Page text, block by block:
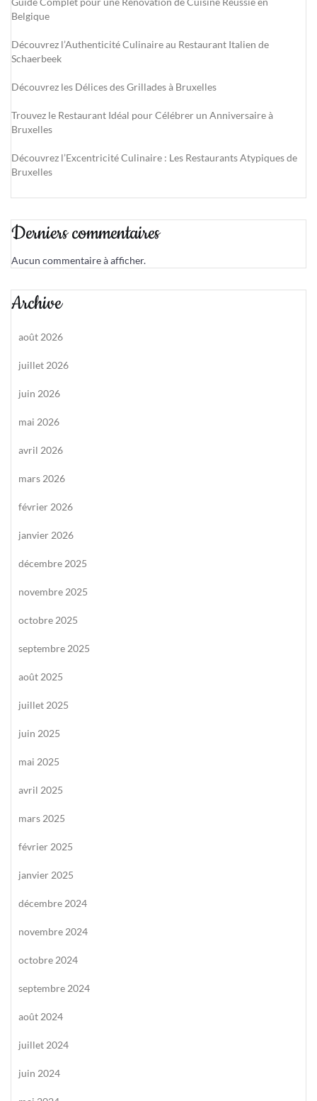
Belgique
Découvrez l’Authenticité Culinaire au Restaurant Italien de
Schaerbeek
Découvrez les Délices des Grillades à Bruxelles
Trouvez le Restaurant Idéal pour Célébrer un Anniversaire à
Bruxelles
Découvrez l’Excentricité Culinaire : Les Restaurants Atypiques de
Bruxelles
Derniers commentaires
Aucun commentaire à afficher.
Archive
août 2026
juillet 2026
juin 2026
mai 2026
avril 2026
mars 2026
février 2026
janvier 2026
décembre 2025
novembre 2025
octobre 2025
septembre 2025
août 2025
juillet 2025
juin 2025
mai 2025
avril 2025
mars 2025
février 2025
janvier 2025
décembre 2024
novembre 2024
octobre 2024
septembre 2024
août 2024
juillet 2024
juin 2024